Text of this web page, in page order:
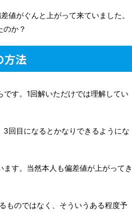
値がぐんと上がって来ていました。
か？
方法
す。1回解いただけでは理解してい
回目になるとかなりできるようにな
す。当然本人も偏差値が上がってき
ものではなく、そういうある程度予